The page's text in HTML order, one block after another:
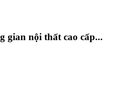
gian nội thất cao cấp...